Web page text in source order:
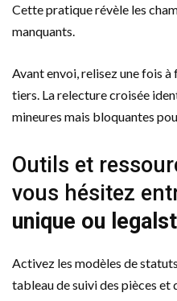
Cette pratique révèle les
manquants.
Avant envoi, relisez une fois
tiers. La relecture croisée
mineures mais bloquantes
Outils et
vous hésitez
unique ou
Activez les modèles de
tableau de suivi des pièces et